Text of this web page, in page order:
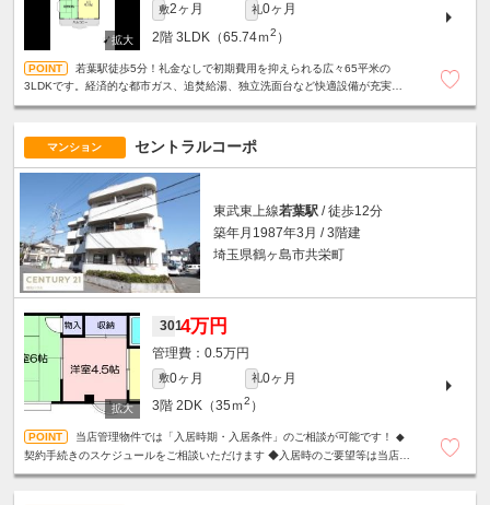
敷2ヶ月 礼0ヶ月
2階 3LDK（65.74ｍ2 ）
若葉駅徒歩5分！礼金なしで初期費用を抑えられる広々65平米の
3LDKです。経済的な都市ガス、追焚給湯、独立洗面台など快適設備が充実。
マンション セントラルコーポ
東武東上線若葉駅 / 徒歩12分
築年月1987年3月 / 3階建
埼玉県鶴ヶ島市共栄町
3014万円
0.5万円
敷0ヶ月 礼0ヶ月
3階 2DK（35ｍ2 ）
当店管理物件では「入居時期・入居条件」のご相談が可能です！ ◆
契約手続きのスケジュールをご相談いただけます ◆入居時のご要望等は当店ま